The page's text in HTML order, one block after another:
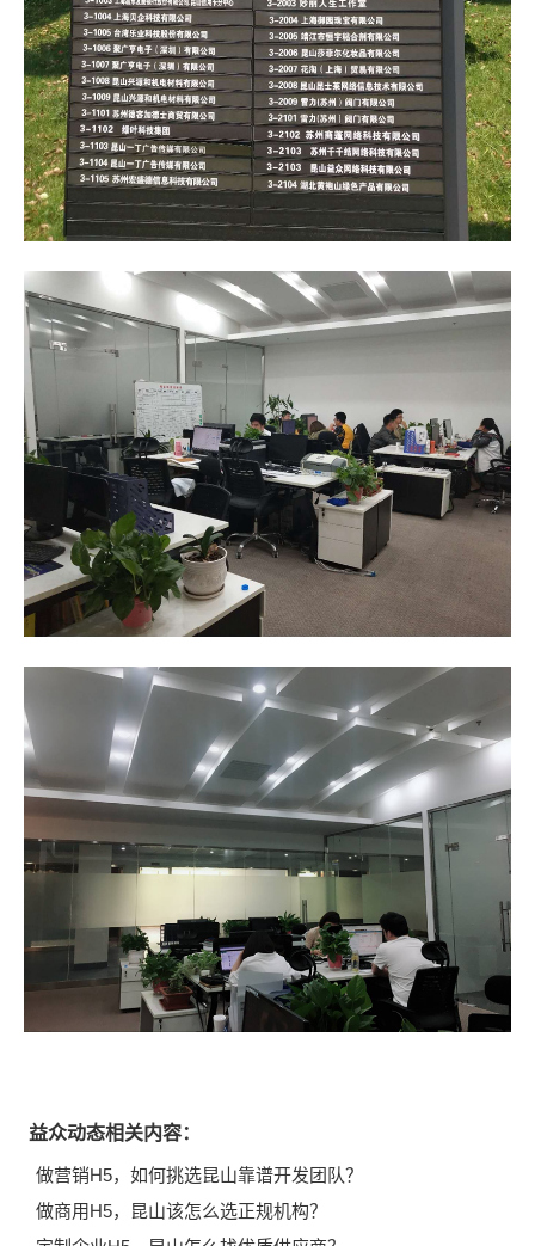
益众动态相关内容：
做营销H5，如何挑选昆山靠谱开发团队？
做商用H5，昆山该怎么选正规机构？